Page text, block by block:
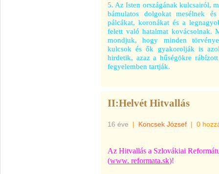
5. Az Isten országának kulcsairól,
bámulatos dolgokat mesélnek
pálcákat, koronákat és a
felett való hatalmat kovácsolnak.
mondjuk, hogy minden
kulcsok és ők gyakorolják is
hirdetik, azaz a hűségökre
fegyelemben tartják.
II:Helvét Hitvallás
16 éve | Koncsek József | 0
Az Hitvallás a Szlovákiai
(www. reformata.sk)!